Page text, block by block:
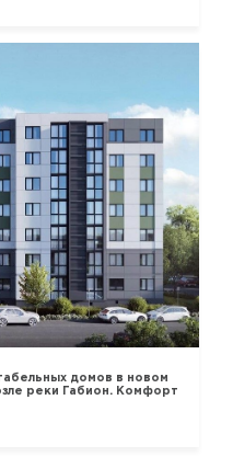
домов в новом
реки Габион. Комфорт